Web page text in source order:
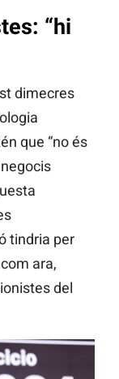
“hi
dimecres
que “no és
tindria per
ara,
del